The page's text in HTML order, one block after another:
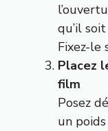
qu’il
Fixez-le
Placez
film
Posez
un